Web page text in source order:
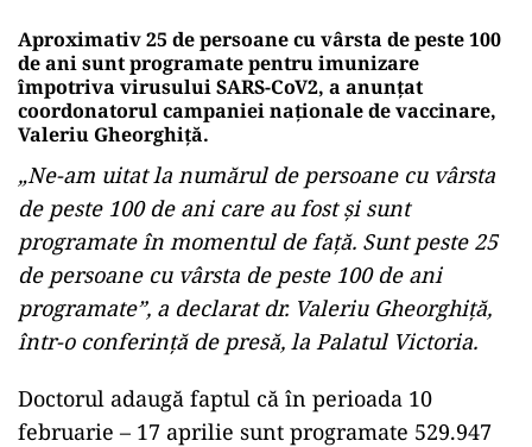
Aproximativ 25 de persoane cu vârsta de peste 100
de ani sunt programate pentru imunizare
împotriva virusului SARS-CoV2, a anunțat
coordonatorul campaniei naționale de vaccinare,
Valeriu Gheorghiță.
„Ne-am uitat la numărul de persoane cu vârsta
de peste 100 de ani care au fost şi sunt
programate în momentul de faţă. Sunt peste 25
de persoane cu vârsta de peste 100 de ani
programate”, a declarat dr. Valeriu Gheorghiţă,
într-o conferinţă de presă, la Palatul Victoria.
Doctorul adaugă faptul că în perioada 10
februarie – 17 aprilie sunt programate 529.947